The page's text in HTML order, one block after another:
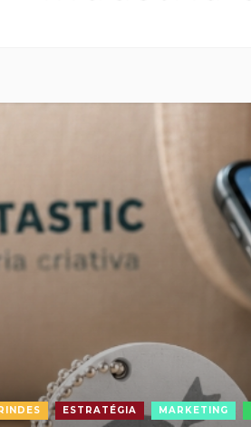
ESTRATÉGIA MARKETING